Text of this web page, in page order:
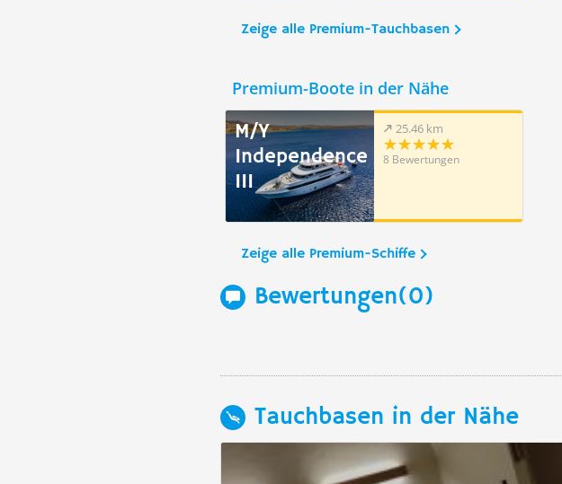
Zeige alle Premium-Tauchbasen
Premium-Boote in der Nähe
M/Y
Independence
III
25.46 km
8 Bewertungen
Zeige alle Premium-Schiffe
Bewertungen(0)
Tauchbasen in der Nähe